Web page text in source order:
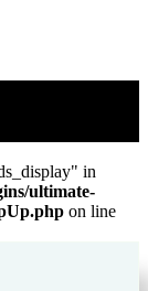
in
ultimate-
on line